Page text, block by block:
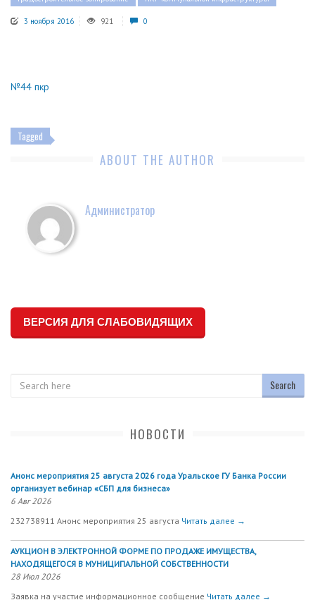
3 ноября 2016 921 0
№44 пкр
Tagged
ABOUT THE AUTHOR
Администратор
ВЕРСИЯ ДЛЯ СЛАБОВИДЯЩИХ
НОВОСТИ
Анонс мероприятия 25 августа 2026 года Уральское ГУ Банка России
организует вебинар «СБП для бизнеса»
6 Авг 2026
232738911 Анонс мероприятия 25 августа Читать далее →
АУКЦИОН В ЭЛЕКТРОННОЙ ФОРМЕ ПО ПРОДАЖЕ ИМУЩЕСТВА,
НАХОДЯЩЕГОСЯ В МУНИЦИПАЛЬНОЙ СОБСТВЕННОСТИ
28 Июл 2026
Заявка на участие информационное сообщение Читать далее →